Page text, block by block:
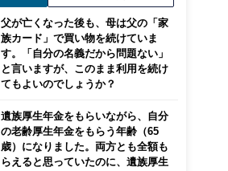
父が亡くなった後も、母は父の「家
族カード」で買い物を続けていま
す。「自分の名義だから問題ない」
と言いますが、このまま利用を続け
てもよいのでしょうか？
遺族厚生年金をもらいながら、自分
の老齢厚生年金をもらう年齢（65
歳）になりました。両方とも全額も
らえると思っていたのに、遺族厚生